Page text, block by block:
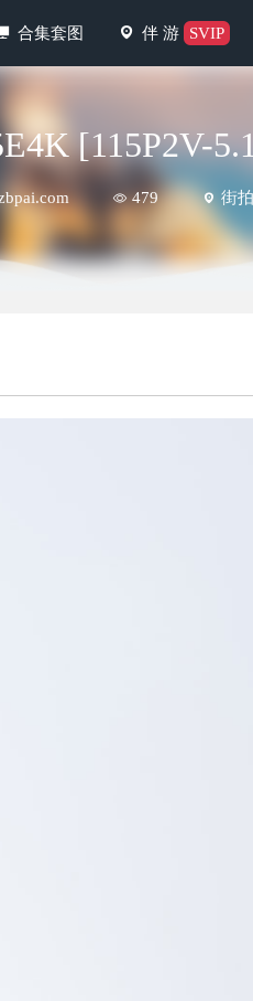
合集套图 伴 游 SVIP
[115P2V-
479 街